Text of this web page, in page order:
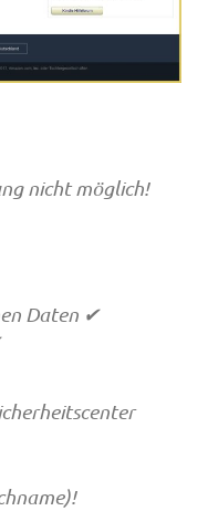
nicht möglich!
Daten ✔